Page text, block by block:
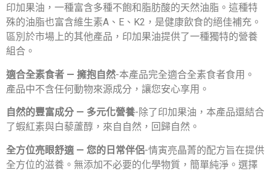
印加果油，一種富含多種不飽和脂肪酸的天然油脂。這種特
殊的油脂也富含維生素A、E、K2，是健康飲食的絕佳補充。
區別於市場上的其他產品，印加果油提供了一種獨特的營養
組合。
適合全素食者 — 擁抱自然-本產品完全適合全素食者食用。
產品中不含任何動物來源成分，讓您安心享用。
自然的豐富成分 — 多元化營養-除了印加果油，本產品還結合
了蝦紅素與白藜蘆醇，來自自然，回歸自然。
全方位亮眼舒適 — 您的日常伴侶-情寅亮晶菁的配方旨在提供
全方位的滋養。無添加不必要的化學物質，簡單純淨。選擇